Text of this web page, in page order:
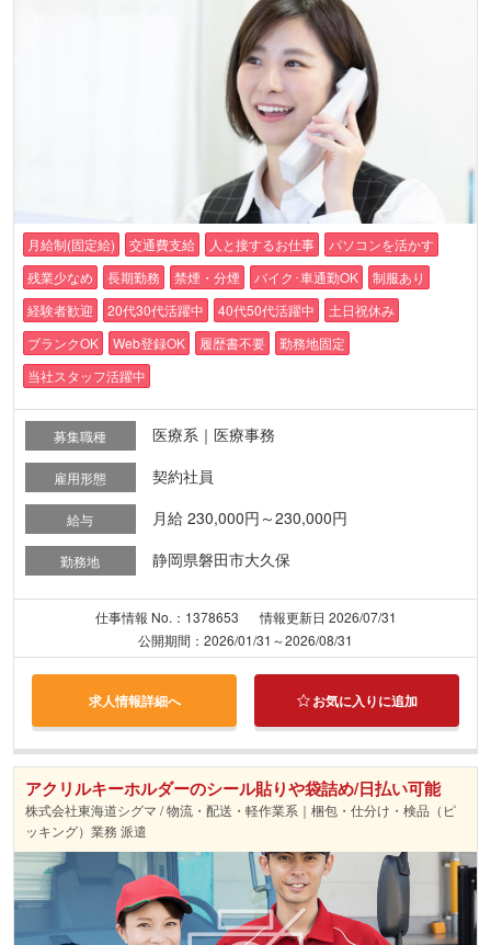
月給制(固定給) 交通費支給 人と接するお仕事
パソコンを活かす
残業少なめ
長期勤務 禁煙・分煙 バイク･車通勤OK
制服あり
経験者歓迎
20代30代活躍中 40代50代活躍中
土日祝休み
ブランクOK
Web登録OK 履歴書不要
勤務地固定
当社スタッフ活躍中
募集職種 医療系｜医療事務
雇用形態 契約社員
給与 月給 230,000円～230,000円
勤務地 静岡県磐田市大久保
仕事情報 No.：1378653
情報更新日 2026/07/31
公開期間：2026/01/31～2026/08/31
求人情報詳細へ お気に入りに追加
アクリルキーホルダーのシール貼りや袋詰め/日払い可能
株式会社東海道シグマ / 物流・配送・軽作業系｜梱包・仕分け・検品（ピ
ッキング）業務 派遣